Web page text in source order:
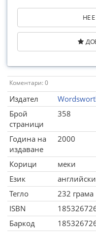
НЕ
Коментари: 0
Издател
Брой
страници
358
Година на
издаване
2000
Корици
меки
Език
английски
Тегло
232 грама
ISBN
Баркод